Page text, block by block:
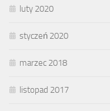
luty 2020
styczeń 2020
marzec 2018
listopad 2017